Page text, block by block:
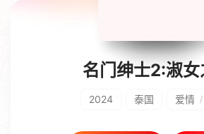
名门绅士2:淑女
2024 泰国 爱情 /